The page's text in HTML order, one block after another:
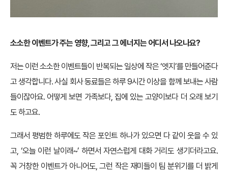
소소한 이벤트가 주는 영향, 그리고 그 에너지는 어디서 나오나요?
저는 이런 소소한 이벤트들이 반복되는 일상에 작은 ‘엣지’를 만들어준다
고 생각합니다. 사실 회사 동료들은 하루 9시간 이상을 함께 보내는 사람
들이잖아요. 어떻게 보면 가족보다, 집에 있는 고양이보다 더 오래 보기
도 하고요.
그래서 평범한 하루에도 작은 포인트 하나가 있으면 다 같이 웃을 수 있
고, ‘오늘 이런 날이래~’ 하면서 자연스럽게 대화 거리도 생기더라고요.
꼭 거창한 이벤트가 아니어도, 그런 작은 재미들이 팀 분위기를 더 밝게